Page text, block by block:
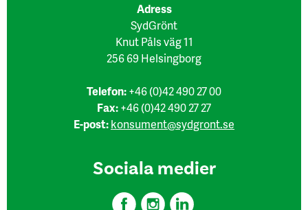
Adress
SydGrönt
Knut Påls väg 11
256 69 Helsingborg
Telefon:+46 (0)42 490 27 00
Fax:+46 (0)42 490 27 27
E-post:konsument@sydgront.se
Sociala medier